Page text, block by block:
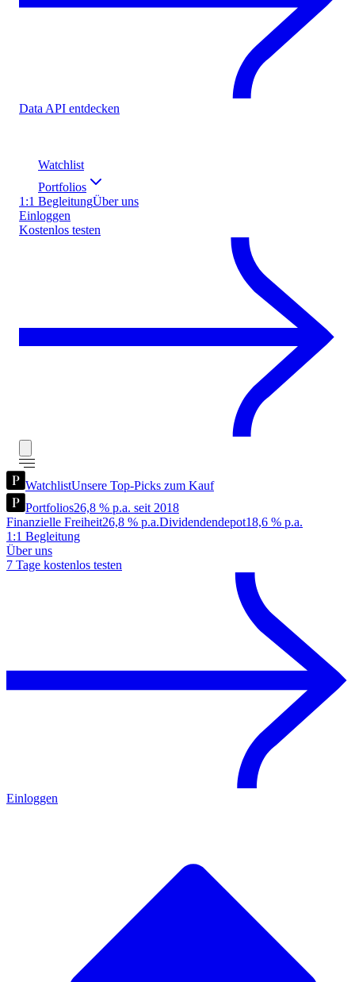
Data API entdecken
Watchlist
Portfolios
1:1 BegleitungÜber uns
Einloggen
Kostenlos testen
WatchlistUnsere Top-Picks zum Kauf
Portfolios26,8 % p.a. seit 2018
Finanzielle Freiheit26,8 % p.a.Dividendendepot18,6 % p.a.
1:1 Begleitung
Über uns
7 Tage kostenlos testen
Einloggen